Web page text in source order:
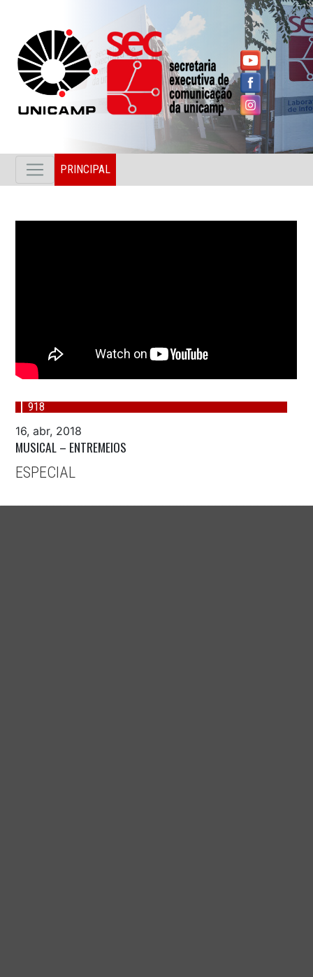
PRINCIPAL
918
16, abr, 2018
MUSICAL – ENTREMEIOS
ESPECIAL